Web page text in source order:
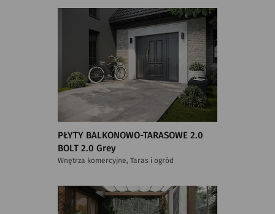
PŁYTY BALKONOWO-TARASOWE 2.0
BOLT 2.0 Grey
Wnętrza komercyjne, Taras i ogród